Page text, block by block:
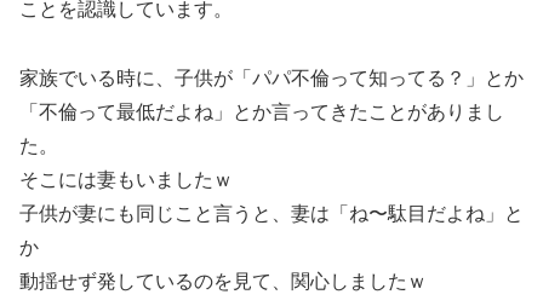
ことを認識しています。
家族でいる時に、子供が「パパ不倫って知ってる？」とか
「不倫って最低だよね」とか言ってきたことがありまし
た。
そこには妻もいましたｗ
子供が妻にも同じこと言うと、妻は「ね〜駄目だよね」と
か
動揺せず発しているのを見て、関心しましたｗ